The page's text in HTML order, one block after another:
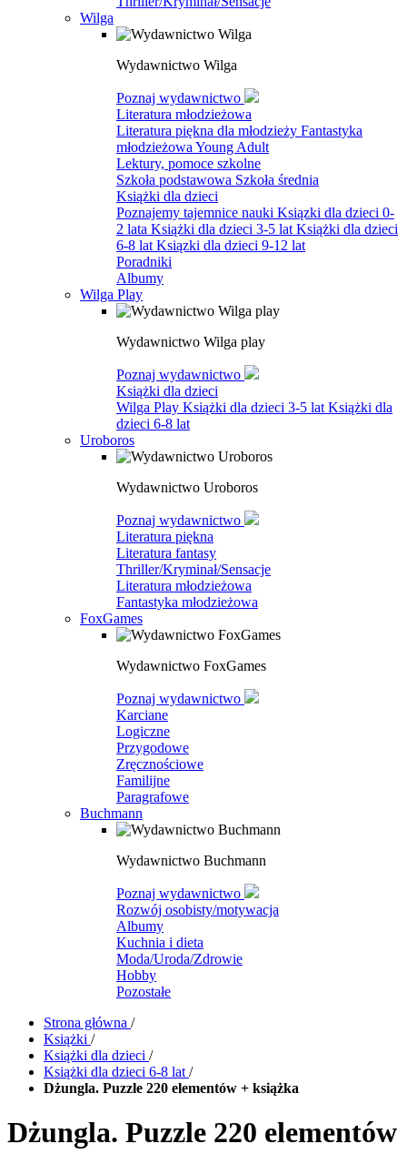
Wilga
Wydawnictwo Wilga
Poznaj wydawnictwo
Literatura młodzieżowa
Literatura piękna dla młodzieży Fantastyka
młodzieżowa Young Adult
Lektury, pomoce szkolne
Szkoła podstawowa Szkoła średnia
Książki dla dzieci
Poznajemy tajemnice nauki Ksiązki dla dzieci 0-
2 lata Książki dla dzieci 3-5 lat Książki dla dzieci
6-8 lat Ksiązki dla dzieci 9-12 lat
Poradniki
Albumy
Wilga Play
Wydawnictwo Wilga play
Poznaj wydawnictwo
Książki dla dzieci
Wilga Play Książki dla dzieci 3-5 lat Książki dla
dzieci 6-8 lat
Uroboros
Wydawnictwo Uroboros
Poznaj wydawnictwo
Literatura piękna
Literatura fantasy
Thriller/Kryminał/Sensacje
Literatura młodzieżowa
Fantastyka młodzieżowa
FoxGames
Wydawnictwo FoxGames
Poznaj wydawnictwo
Karciane
Logiczne
Przygodowe
Zręcznościowe
Familijne
Paragrafowe
Buchmann
Wydawnictwo Buchmann
Poznaj wydawnictwo
Rozwój osobisty/motywacja
Albumy
Kuchnia i dieta
Moda/Uroda/Zdrowie
Hobby
Pozostałe
Strona główna /
Książki /
Książki dla dzieci /
Książki dla dzieci 6-8 lat /
Dżungla. Puzzle 220 elementów + książka
Dżungla. Puzzle 220 elementów